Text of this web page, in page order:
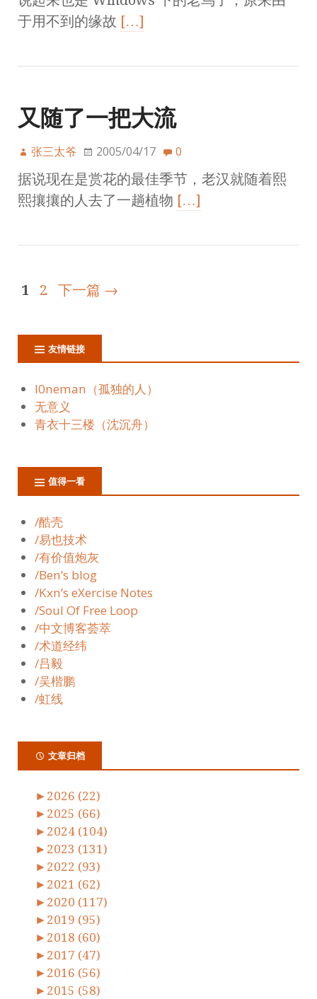
于用不到的缘故 […]
又随了一把大流
张三太爷 2005/04/17 0
据说现在是赏花的最佳季节，老汉就随着熙
熙攘攘的人去了一趟植物 […]
1 2 下一篇 →
友情链接
l0neman（孤独的人）
无意义
青衣十三楼（沈沉舟）
值得一看
/酷壳
/易也技术
/有价值炮灰
/Ben’s blog
/Kxn’s eXercise Notes
/Soul Of Free Loop
/中文博客荟萃
/术道经纬
/吕毅
/吴楷鹏
/虹线
文章归档
► 2026 (22)
► 2025 (66)
► 2024 (104)
► 2023 (131)
► 2022 (93)
► 2021 (62)
► 2020 (117)
► 2019 (95)
► 2018 (60)
► 2017 (47)
► 2016 (56)
► 2015 (58)